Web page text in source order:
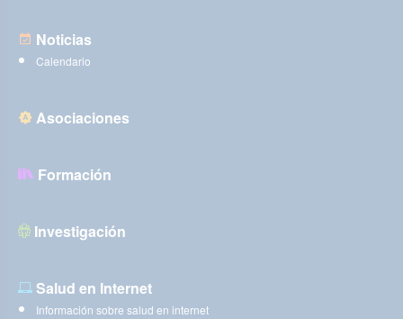
Noticias
Calendario
Asociaciones
Formación
Investigación
Salud en Internet
Información sobre salud en internet